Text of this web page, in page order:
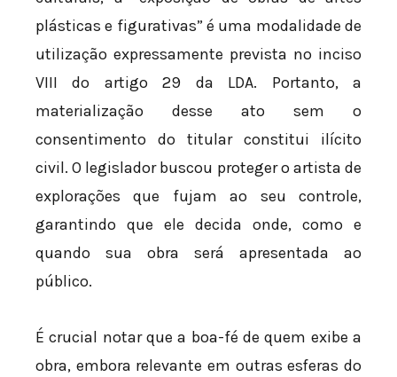
plásticas e figurativas” é uma modalidade de
utilização expressamente prevista no inciso
VIII do artigo 29 da LDA. Portanto, a
materialização desse ato sem o
consentimento do titular constitui ilícito
civil. O legislador buscou proteger o artista de
explorações que fujam ao seu controle,
garantindo que ele decida onde, como e
quando sua obra será apresentada ao
público.
É crucial notar que a boa-fé de quem exibe a
obra, embora relevante em outras esferas do